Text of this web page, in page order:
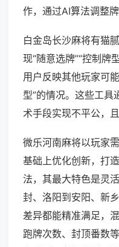
作，通过AI算法调整
白金岛长沙麻将有猫
现“随意选牌”“控制牌
用户反映其他玩家可
型”的情况。这些工具
术手段实现不平公，且
微乐河南麻将以玩家
基础上优化创新，打
法，其最大特色是灵
封、洛阳到安阳、新
差异都能精准满足，
跑牌次数、封顶番数